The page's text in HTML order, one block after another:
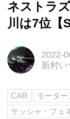
ネストラ
川は7位【
2022-
新村い
CAR モーター
サッシャ・フェ